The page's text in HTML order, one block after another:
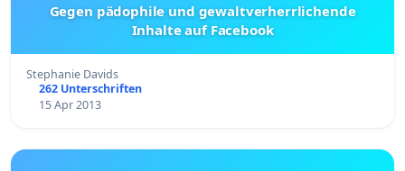
Gegen pädophile und gewaltverherrlichende
Inhalte auf Facebook
Stephanie Davids
262 Unterschriften
15 Apr 2013